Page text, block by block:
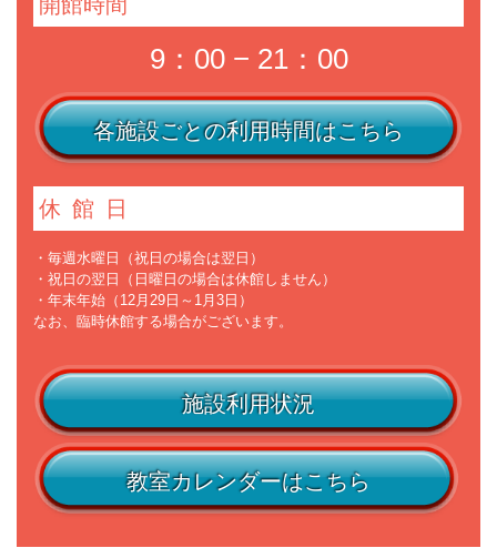
9：00 − 21：00
各施設ごとの利用時間はこちら
休館日
・毎週水曜日（祝日の場合は翌日）
・祝日の翌日（日曜日の場合は休館しません）
・年末年始（12月29日～1月3日）
なお、臨時休館する場合がございます。
施設利用状況
教室カレンダーはこちら